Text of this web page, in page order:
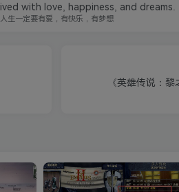
with love, happiness, and dreams.
人生一定要有爱，有快乐，有梦想
《英雄传说：